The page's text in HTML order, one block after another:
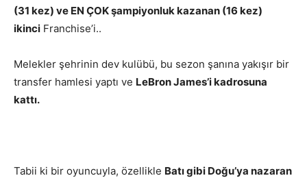
(31 kez) ve EN ÇOK şampiyonluk kazanan (16 kez)
ikinci Franchise’i..
Melekler şehrinin dev kulübü, bu sezon şanına yakışır bir
transfer hamlesi yaptı ve LeBron James’i kadrosuna
kattı.
Tabii ki bir oyuncuyla, özellikle Batı gibi Doğu’ya nazaran